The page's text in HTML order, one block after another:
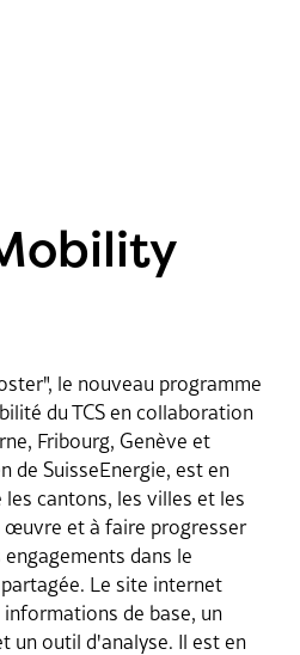
le nouveau programme
du TCS en collaboration
Fribourg, Genève et
de SuisseEnergie, est en
cantons, les villes et les
œuvre et à faire progresser
dans le
Le site internet
de base, un
un outil d'analyse. Il est en